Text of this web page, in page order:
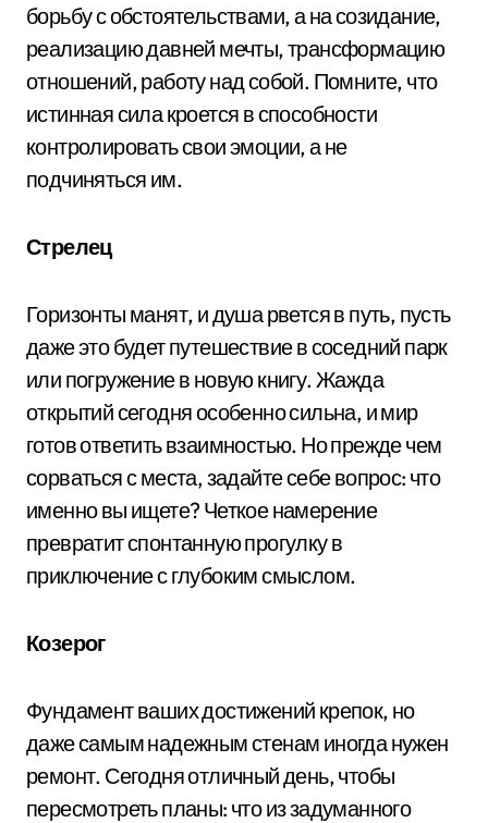
борьбу с обстоятельствами, а на созидание,
реализацию давней мечты, трансформацию
отношений, работу над собой. Помните, что
истинная сила кроется в способности
контролировать свои эмоции, а не
подчиняться им.
Стрелец
Горизонты манят, и душа рвется в путь, пусть
даже это будет путешествие в соседний парк
или погружение в новую книгу. Жажда
открытий сегодня особенно сильна, и мир
готов ответить взаимностью. Но прежде чем
сорваться с места, задайте себе вопрос: что
именно вы ищете? Четкое намерение
превратит спонтанную прогулку в
приключение с глубоким смыслом.
Козерог
Фундамент ваших достижений крепок, но
даже самым надежным стенам иногда нужен
ремонт. Сегодня отличный день, чтобы
пересмотреть планы: что из задуманного